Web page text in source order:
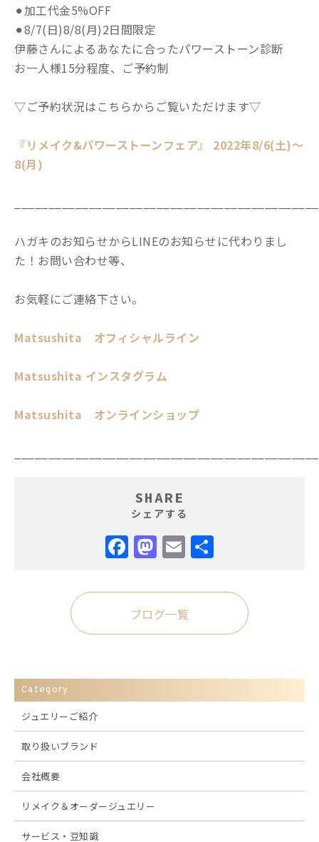
⚫︎加工代金5%OFF
⚫︎8/7(日)8/8(月)2日間限定
伊藤さんによるあなたに合ったパワーストーン診断
お一人様15分程度、ご予約制
▽ご予約状況はこちらからご覧いただけます▽
『リメイク&パワーストーンフェア』 2022年8/6(土)〜
8(月)
ハガキのお知らせからLINEのお知らせに代わりまし
た！お問い合わせ等、
お気軽にご連絡下さい。
Matsushita オフィシャルライン
Matsushita インスタグラム
Matsushita オンラインショップ
SHARE
シェアする
Facebook
Mastodon
Email
ブログ一覧
Category
ジュエリーご紹介
取り扱いブランド
会社概要
リメイク＆オーダージュエリー
サービス・豆知識